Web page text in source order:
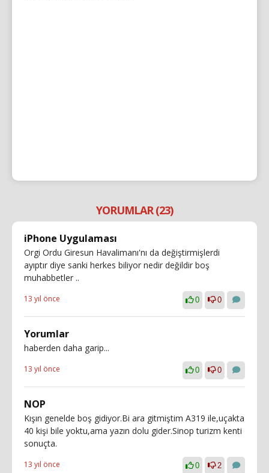
YORUMLAR (23)
iPhone Uygulaması
Orgi Ordu Giresun Havalimanı'nı da değiştirmişlerdi
ayıptır diye sanki herkes biliyor nedir değildir boş
muhabbetler ..
13 yıl önce 0 0
Yorumlar
haberden daha garip...
13 yıl önce 0 0
NOP
Kışın genelde boş gidiyor.Bi ara gitmiştim A319 ile,uçakta
40 kişi bile yoktu,ama yazın dolu gider.Sinop turizm kenti
sonuçta.
13 yıl önce 0 2